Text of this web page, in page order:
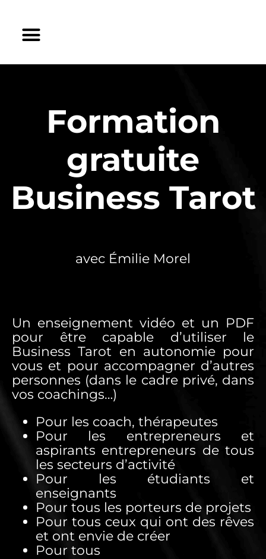
Formation
gratuite
Business Tarot
avec Émilie Morel
Un enseignement vidéo et un PDF
pour être capable d’utiliser le
Business Tarot en autonomie pour
vous et pour accompagner d’autres
personnes (dans le cadre privé, dans
vos coachings…)
Pour les coach, thérapeutes
Pour les entrepreneurs et
aspirants entrepreneurs de tous
les secteurs d’activité
Pour les étudiants et
enseignants
Pour tous les porteurs de projets
Pour tous ceux qui ont des rêves
et ont envie de créer
Pour tous